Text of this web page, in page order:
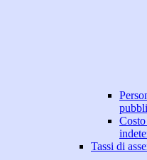
Tassi di